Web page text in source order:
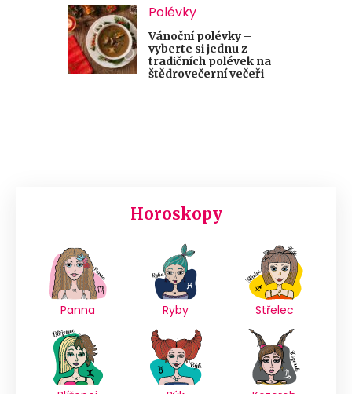
Polévky
Vánoční polévky –
vyberte si jednu z
tradičních polévek na
štědrovečerní večeři
Horoskopy
Panna Ryby Střelec